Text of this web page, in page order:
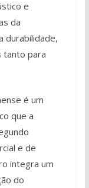
e
da
durabilidade,
tanto para
é um
que a
e de
integra um
do